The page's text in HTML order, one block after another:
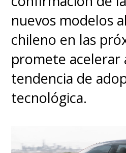
nuevos modelos
chileno en las
promete acelerar
tendencia de
tecnológica.